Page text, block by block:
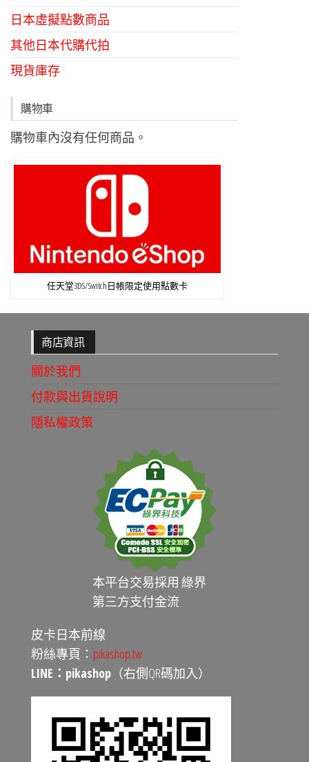
日本虛擬點數商品
其他日本代購代拍
現貨庫存
購物車
購物車內沒有任何商品。
任天堂3DS/Switch日帳限定使用點數卡
商店資訊
關於我們
付款與出貨說明
隱私權政策
本平台交易採用 綠界
第三方支付金流
皮卡日本前線
粉絲專頁： pikashop.tw
LINE：pikashop （右側QR碼加入）